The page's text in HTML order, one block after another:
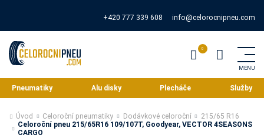
+420 777 339 608 info@celorocnipneu.com
Pneumatiky Alu disky Plecháče Služby
Úvod Celoroční pneumatiky Dodávkové celoroční
215/65 R16
Celoroční pneu 215/65R16 109/107T, Goodyear, VECTOR 4SEASONS
CARGO